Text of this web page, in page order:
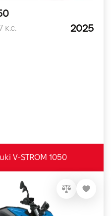
к.с. 2025
V-STROM 1050